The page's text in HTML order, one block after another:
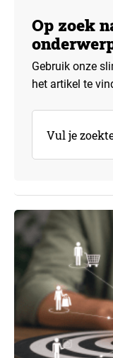
dat voor de
Op zoek
Gebruik onze
het artikel te